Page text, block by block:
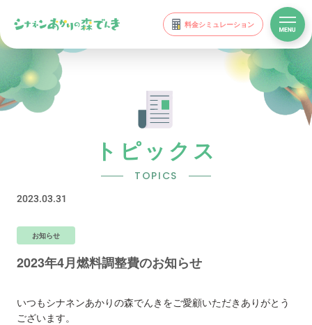
料金シミュレーション
トピックス
TOPICS
2023.03.31
お知らせ
2023年4月燃料調整費のお知らせ
いつもシナネンあかりの森でんきをご愛顧いただきありがとう
ございます。